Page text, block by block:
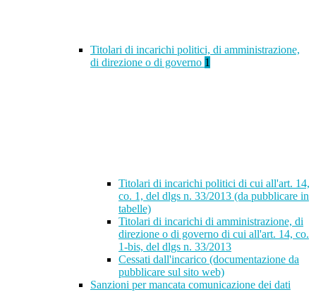
Titolari di incarichi politici, di amministrazione,
di direzione o di governo 1
Titolari di incarichi politici di cui all'art. 14,
co. 1, del dlgs n. 33/2013 (da pubblicare in
tabelle)
Titolari di incarichi di amministrazione, di
direzione o di governo di cui all'art. 14, co.
1-bis, del dlgs n. 33/2013
Cessati dall'incarico (documentazione da
pubblicare sul sito web)
Sanzioni per mancata comunicazione dei dati